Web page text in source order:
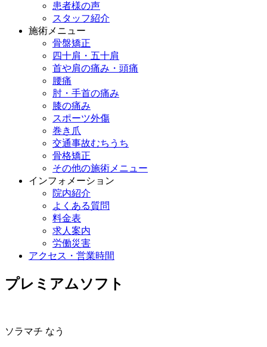
患者様の声
スタッフ紹介
施術メニュー
骨盤矯正
四十肩・五十肩
首や肩の痛み・頭痛
腰痛
肘・手首の痛み
膝の痛み
スポーツ外傷
巻き爪
交通事故むちうち
骨格矯正
その他の施術メニュー
インフォメーション
院内紹介
よくある質問
料金表
求人案内
労働災害
アクセス・営業時間
プレミアムソフト
ソラマチ なう